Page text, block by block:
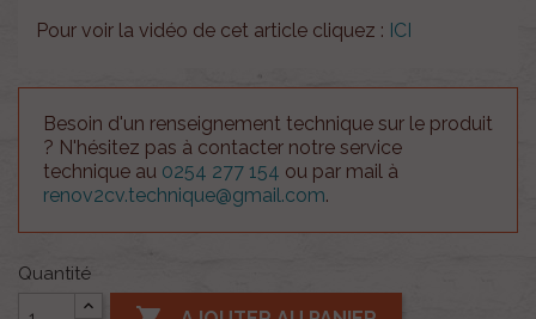
Pour voir la vidéo de cet article cliquez : ICI
Besoin d'un renseignement technique sur le produit
? N'hésitez pas à contacter notre service
technique au 0254 277 154 ou par mail à
renov2cv.technique@gmail.com.
Quantité